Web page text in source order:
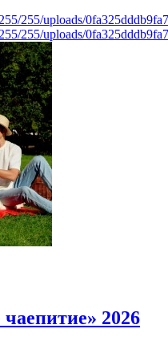
255/uploads/
255/uploads/
2026